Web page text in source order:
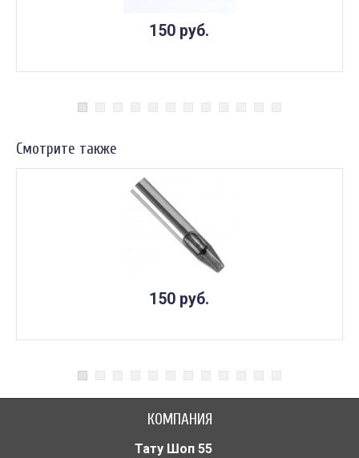
150 руб.
Смотрите также
150 руб.
КОМПАНИЯ
Тату Шоп 55